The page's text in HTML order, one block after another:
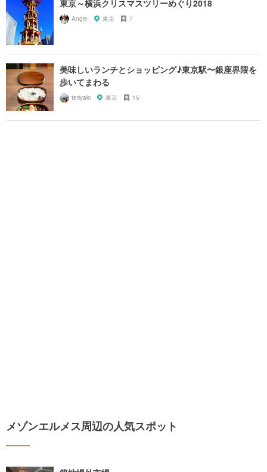
東京～横浜クリスマスツリーめぐり2018
Angie 東京 7
美味しいランチとショッピング♪東京駅〜銀座界隈を
歩いてまわる
teriyaki 東京 15
メゾンエルメス周辺の人気スポット